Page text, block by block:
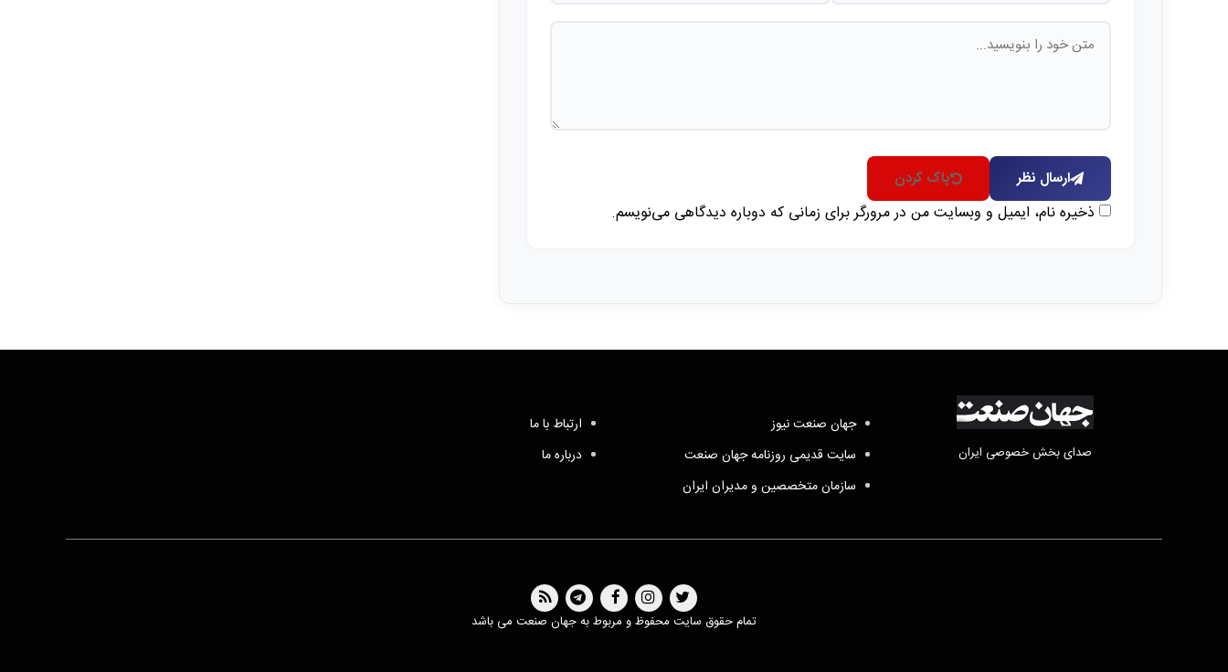
ارسال نظر پاک کردن
ذخیره نام، ایمیل و وبسایت من در مرورگر برای زمانی که دوباره دیدگاهی می‌نویسم.
صدای بخش خصوصی ایران
جهان صنعت نیوز
سایت قدیمی روزنامه جهان صنعت
سازمان متخصصین و مدیران ایران
ارتباط با ما
درباره ما
تمام حقوق سایت محفوظ و مربوط به جهان صنعت می باشد